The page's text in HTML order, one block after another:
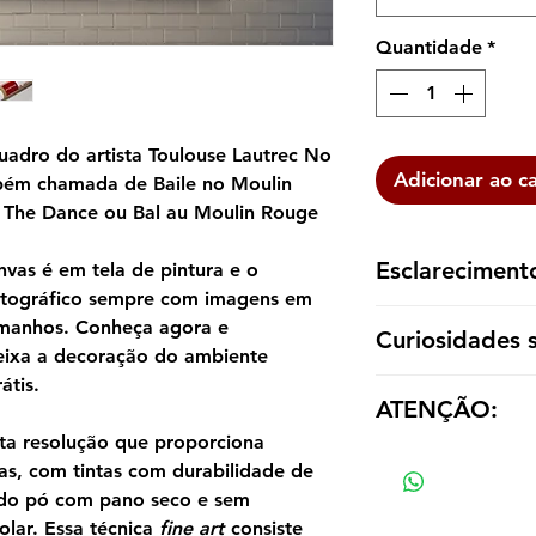
do artista Toulouse Lautrec No
chamada de Baile no Moulin
Dance ou Bal au Moulin Rouge
é em tela de pintura e o
sempre com imagens em
Conheça agora e
a decoração do ambiente
resolução que proporciona
com tintas com durabilidade de
pó com pano seco e sem
Essa técnica fine artconsiste
Quantidade *
Adicionar ao
dentro de um tubo
Curiosidades
Moulin-Rouge: A
× 150 cm.
ATENÇÃO:
tamanho e material